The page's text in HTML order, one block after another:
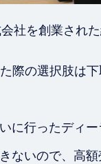
社を創業され
際の選択肢は
に行ったディ
ないので、高